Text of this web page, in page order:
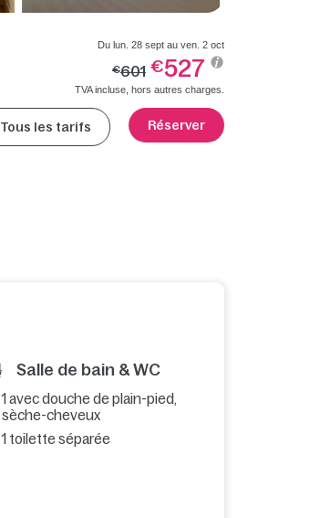
Du lun. 28 sept au ven. 2 oct
€601 €527
TVA incluse, hors autres charges.
Tous les tarifs Réserver
Salle de bain & WC
1 avec douche de plain-pied,
sèche-cheveux
1 toilette séparée